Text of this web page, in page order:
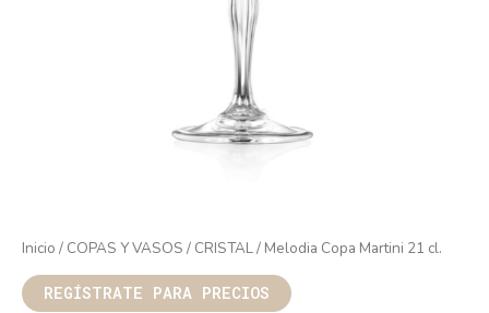
Inicio / COPAS Y VASOS / CRISTAL/ Melodia Copa Martini 21 cl.
REGÍSTRATE PARA PRECIOS